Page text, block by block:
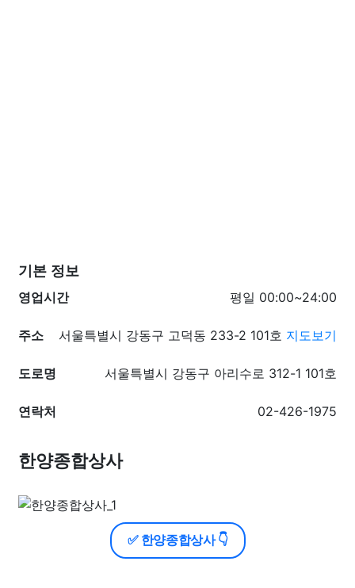
기본 정보
영업시간
평일 00:00~24:00
주소 서울특별시 강동구 고덕동 233-2 101호 지도보기
도로명 서울특별시 강동구 아리수로 312-1 101호
연락처 02-426-1975
한양종합상사
✅ 한양종합상사 👇